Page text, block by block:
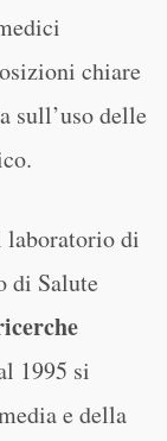
chiare
sull’uso delle
laboratorio di
di Salute
1995 si
e della